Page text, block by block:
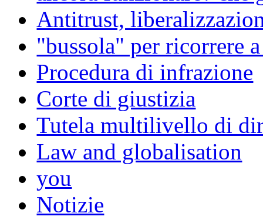
Antitrust,
"bussola" per ricorrere
Procedura di infrazione
Corte di giustizia
Tutela multilivello di
Law and globalisation
you
Notizie